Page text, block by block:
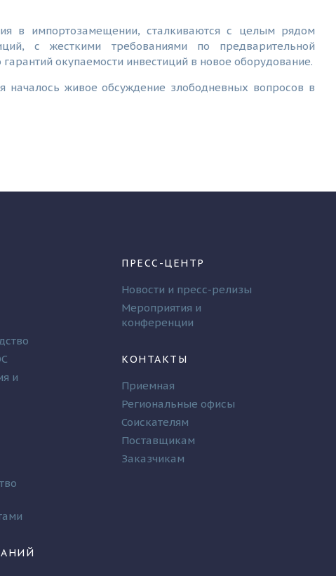
в импортозамещении, сталкиваются с целым рядом
с жесткими требованиями по предварительной
окупаемости инвестиций в новое оборудование.
живое обсуждение злободневных вопросов в
и
ПРЕСС-ЦЕНТР
Новости и пресс-релизы
Мероприятия и
конференции
КОНТАКТЫ
Приемная
Региональные офисы
Соискателям
Поставщикам
Заказчикам